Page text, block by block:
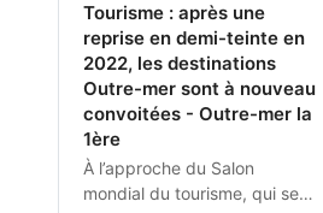
Tourisme : après une
reprise en demi-teinte en
2022, les destinations
Outre-mer sont à nouveau
convoitées - Outre-mer la
1ère
À l’approche du Salon
mondial du tourisme, qui se